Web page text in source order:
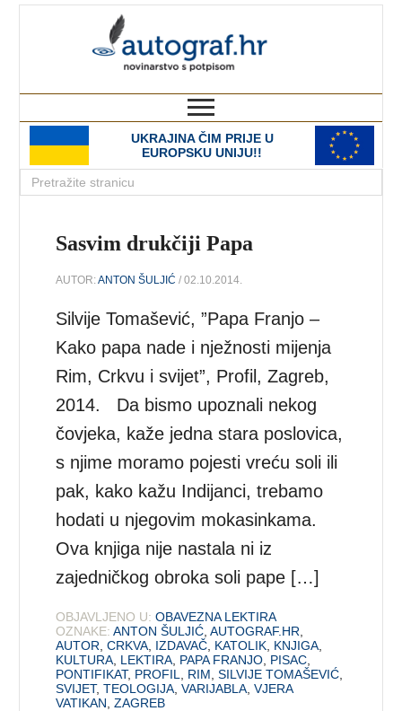
UKRAJINA ČIM PRIJE U
EUROPSKU UNIJU!!
Sasvim drukčiji Papa
AUTOR:ANTON ŠULJIĆ / 02.10.2014.
Silvije Tomašević, ”Papa Franjo –
Kako papa nade i nježnosti mijenja
Rim, Crkvu i svijet”, Profil, Zagreb,
2014. Da bismo upoznali nekog
čovjeka, kaže jedna stara poslovica,
s njime moramo pojesti vreću soli ili
pak, kako kažu Indijanci, trebamo
hodati u njegovim mokasinkama.
Ova knjiga nije nastala ni iz
zajedničkog obroka soli pape […]
OBJAVLJENO U: OBAVEZNA LEKTIRA
OZNAKE: ANTON ŠULJIĆ ,AUTOGRAF.HR
AUTOR ,CRKVA IZDAVAČ KATOLIK KNJIGA
KULTURA LEKTIRA PAPA FRANJO PISAC
PONTIFIKAT, PROFIL RIM ,SILVIJE TOMAŠEVIĆ
SVIJET,TEOLOGIJA ,VARIJABLA ,VJERA
VATIKAN ,ZAGREB